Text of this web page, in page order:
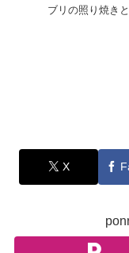
ブリの照り焼き
X